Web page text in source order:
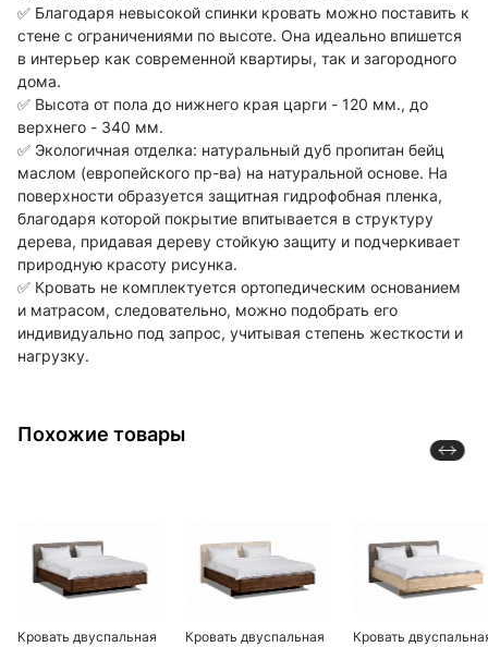
✅ Благодаря невысокой спинки кровать можно поставить к
стене с ограничениями по высоте. Она идеально впишется
в интерьер как современной квартиры, так и загородного
дома.
✅ Высота от пола до нижнего края царги - 120 мм., до
верхнего - 340 мм.
✅ Экологичная отделка: натуральный дуб пропитан бейц
маслом (европейского пр-ва) на натуральной основе. На
поверхности образуется защитная гидрофобная пленка,
благодаря которой покрытие впитывается в структуру
дерева, придавая дереву стойкую защиту и подчеркивает
природную красоту рисунка.
✅ Кровать не комплектуется ортопедическим основанием
и матрасом, следовательно, можно подобрать его
индивидуально под запрос, учитывая степень жесткости и
нагрузку.
Похожие товары
Кровать двуспальная
Кровать двуспальная
Кровать